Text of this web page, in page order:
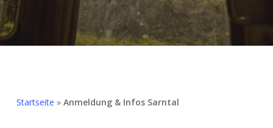
Startseite » Anmeldung & Infos Sarntal